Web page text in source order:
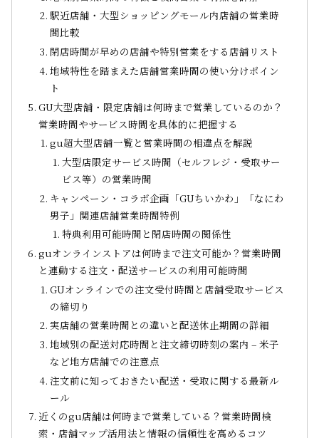
駅近店舗・大型ショッピングモール内店舗の営業時
間比較
閉店時間が早めの店舗や特別営業をする店舗リスト
地域特性を踏まえた店舗営業時間の使い分けポイン
ト
GU大型店舗・限定店舗は何時まで営業しているのか？
営業時間やサービス時間を具体的に把握する
gu超大型店舗一覧と営業時間の相違点を解説
大型店限定サービス時間（セルフレジ・受取サー
ビス等）の営業時間
キャンペーン・コラボ企画「GUちいかわ」「なにわ
男子」関連店舗営業時間特例
特典利用可能時間と閉店時間の関係性
guオンラインストアは何時まで注文可能か？営業時間
と連動する注文・配送サービスの利用可能時間
GUオンラインでの注文受付時間と店舗受取サービス
の締切り
実店舗の営業時間との違いと配送休止期間の詳細
地域別の配送対応時間と注文締切時刻の案内 – 米子
など地方店舗での注意点
注文前に知っておきたい配送・受取に関する最新ル
ール
近くのgu店舗は何時まで営業している？営業時間検
索・店舗マップ活用法と情報の信頼性を高めるコツ